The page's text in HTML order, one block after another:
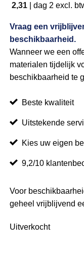
2,31 |dag 2 excl.
Vraag een
beschikbaarheid.
Wanneer we een
materialen tijdelijk
beschikbaarheid te
Beste kwaliteit
Uitstekende
Kies uw eigen
9,2/10
Voor
geheel vrijblijvend
Uitverkocht